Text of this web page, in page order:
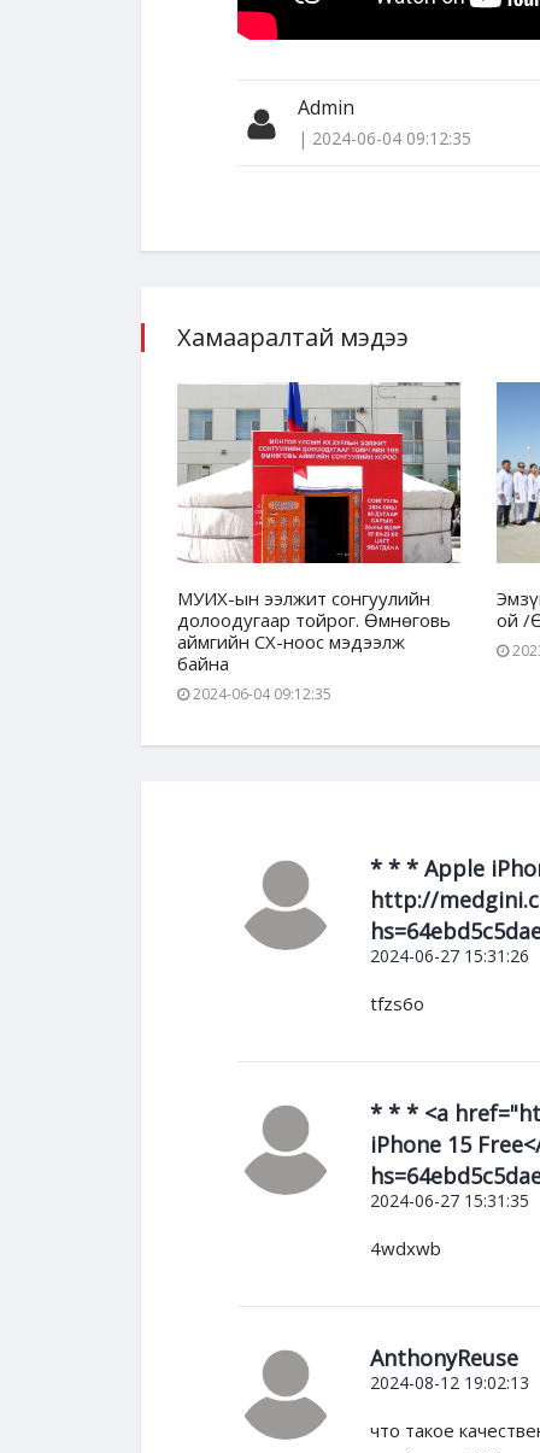
Admin
| 2024-06-04 09:12:35
Хамааралтай мэдээ
МУИХ-ын ээлжит сонгуулийн
долоодугаар тойрог. Өмнөговь
аймгийн СХ-ноос мэдээлж
байна
2024-06-04 09:12:35
ой /
* * * Apple
http://
2024-06-27 15:31:26
tfzs6o
* * * <a
iPhone 15
2024-06-27 15:31:35
4wdxwb
AnthonyReuse
2024-08-12 19:02:13
что такое